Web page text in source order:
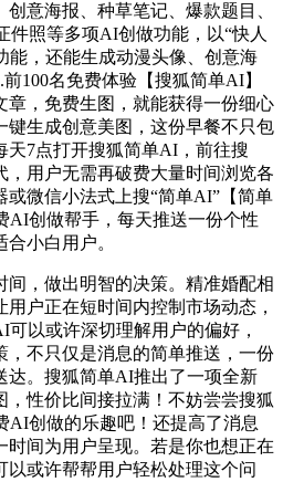
意海报、种草笔记、爆款题目、
照等多项AI创做功能，以“快人
能，还能生成动漫头像、创意海
100名免费体验【搜狐简单AI】
，免费生图，就能获得一份细心
键生成创意美图，这份早餐不只包
天7点打开搜狐简单AI，前往搜
，用户无需再破费大量时间浏览各
微信小法式上搜“简单AI”【简单
AI创做帮手，每天推送一份个性
小白用户。
，做出明智的决策。精准婚配相
户正在短时间内控制市场动态，
以或许深切理解用户的偏好，
，不只仅是消息的简单推送，一份
达。搜狐简单AI推出了一项全新
，性价比间接拉满！不妨尝尝搜狐
AI创做的乐趣吧！还提高了消息
时间为用户呈现。若是你也想正在
或许帮帮用户轻松处理这个问